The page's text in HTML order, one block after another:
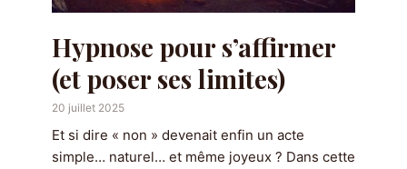
Hypnose pour s’affirmer
(et poser ses limites)
20 juillet 2025
Et si dire « non » devenait enfin un acte
simple… naturel… et même joyeux ? Dans cette